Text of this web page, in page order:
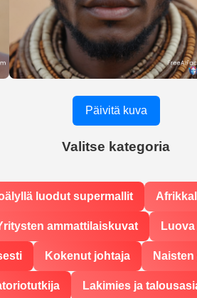
Päivitä kuva
Valitse kategoria
luodut supermallit
ammattilaiskuvat
Kokenut johtaja
Lakimies ja